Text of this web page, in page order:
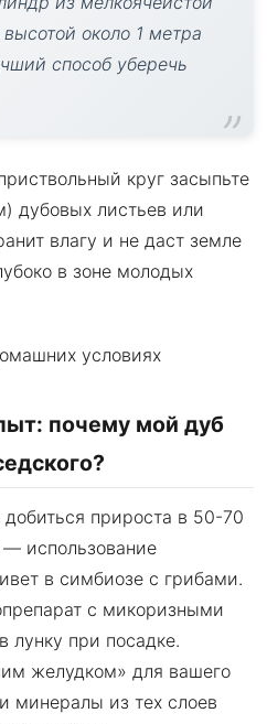
около 1 метра
способ уберечь
круг засыпьте
дубовых листьев или
влагу и не даст земле
в зоне молодых
почему мой дуб
прироста в 50-70
использование
в симбиозе с грибами.
с микоризными
лунку при посадке.
желудком» для вашего
минералы из тех слоев